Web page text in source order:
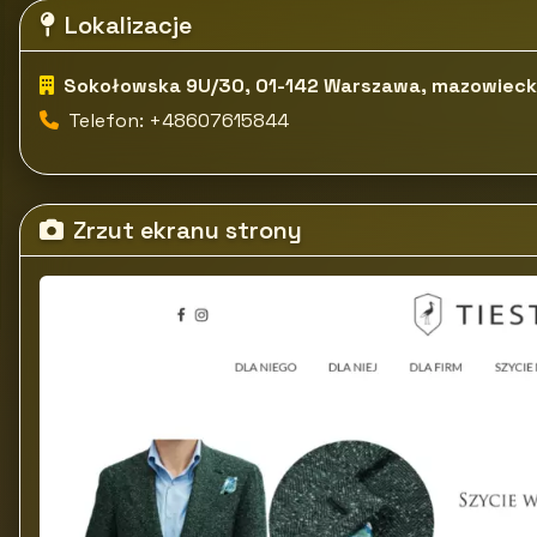
Lokalizacje
Sokołowska 9U/30, 01-142 Warszawa,
Telefon: +48607615844
Zrzut ekranu strony